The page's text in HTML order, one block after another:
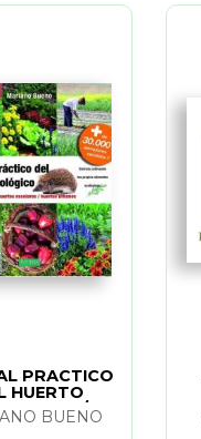
PRACTICO
HUERTO
(N/E)
BUENO